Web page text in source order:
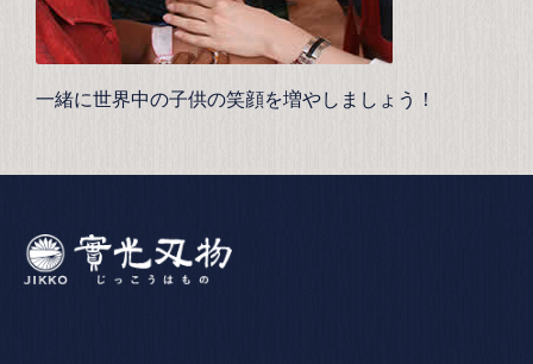
一緒に世界中の子供の笑顔を増やしましょう！